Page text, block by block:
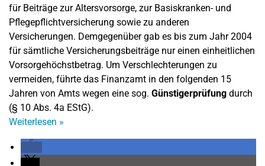
für Beiträge zur Altersvorsorge, zur Basiskranken- und
Pflegepflichtversicherung sowie zu anderen
Versicherungen. Demgegenüber gab es bis zum Jahr 2004
für sämtliche Versicherungsbeiträge nur einen einheitlichen
Vorsorgehöchstbetrag. Um Verschlechterungen zu
vermeiden, führte das Finanzamt in den folgenden 15
Jahren von Amts wegen eine sog. Günstigerprüfung durch
(§ 10 Abs. 4a EStG).
Weiterlesen »